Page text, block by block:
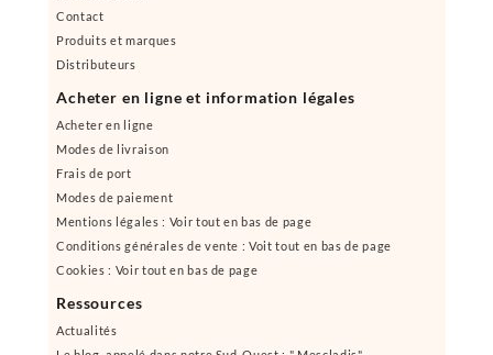
Contact
Produits et marques
Distributeurs
Acheter en ligne et information légales
Acheter en ligne
Modes de livraison
Frais de port
Modes de paiement
Mentions légales : Voir tout en bas de page
Conditions générales de vente : Voit tout en bas de page
Cookies : Voir tout en bas de page
Ressources
Actualités